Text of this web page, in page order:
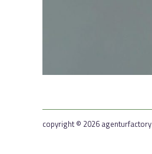
copyright © 2026 agenturfactory